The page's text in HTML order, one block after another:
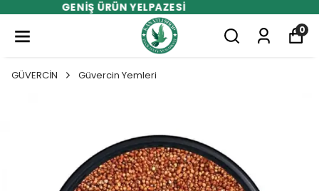
DOSTLARINIZ İÇİN EN İYİSİ
0
GÜVERCİN Güvercin Yemleri